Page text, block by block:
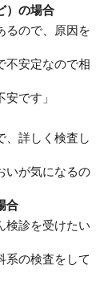
）の場合
るので、原因を
不安定なので相
です」
、詳しく検査し
いが気になるの
合
検診を受けたい
系の検査をして